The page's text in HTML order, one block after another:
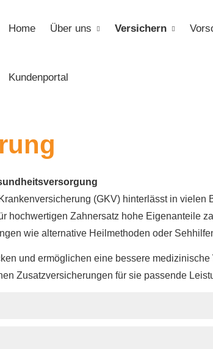
Home Über uns Versichern
Kundenportal
(GKV) hinterlässt in vielen
hochwertigen Zahnersatz hohe Eigenanteile
wie alternative Heilmethoden oder
und ermöglichen eine bessere
Zusatzversicherungen für sie passende